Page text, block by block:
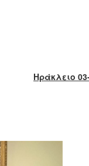
Ηράκλειο